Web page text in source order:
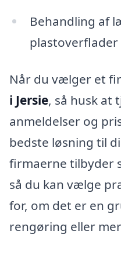
Behandling af
plastoverflader
Når du vælger et
i Jersie, så husk at
anmeldelser og
bedste løsning til
firmaerne tilbyder
så du kan vælge
for, om det er en
rengøring eller